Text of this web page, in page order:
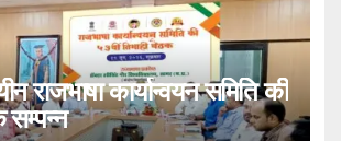
राजभाषा कार्यान्वयन समिति की
सम्पन्न